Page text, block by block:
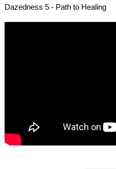
Dazedness 5 - Path to Healing